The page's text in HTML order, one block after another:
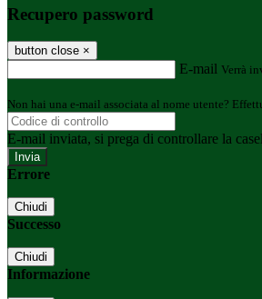
Recupero password
button close ×
E-mail Verrà
Non hai una e-mail associata al nome utente?
E-mail inviata, si prega di controllare la
Errore
Chiudi
Successo
Chiudi
Informazione